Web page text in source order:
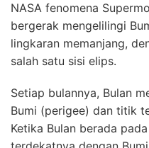
NASA fenomena
bergerak mengelilingi
lingkaran memanjang,
salah satu sisi elips.
Setiap bulannya, Bulan
Bumi (perigee) dan titik
Ketika Bulan berada